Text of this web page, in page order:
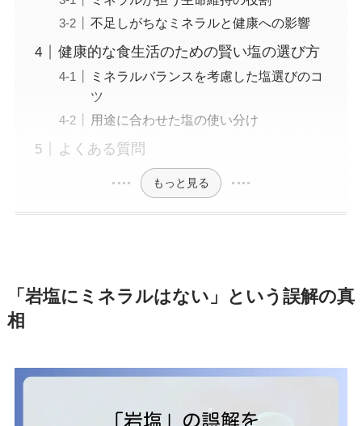
不足しがちなミネラルと健康への影響
健康的な食生活のための賢い塩の選び方
ミネラルバランスを考慮した塩選びのコ
ツ
用途に合わせた塩の使い分け
よくある質問
もっと見る
「岩塩にミネラルはない」という誤解の真
相